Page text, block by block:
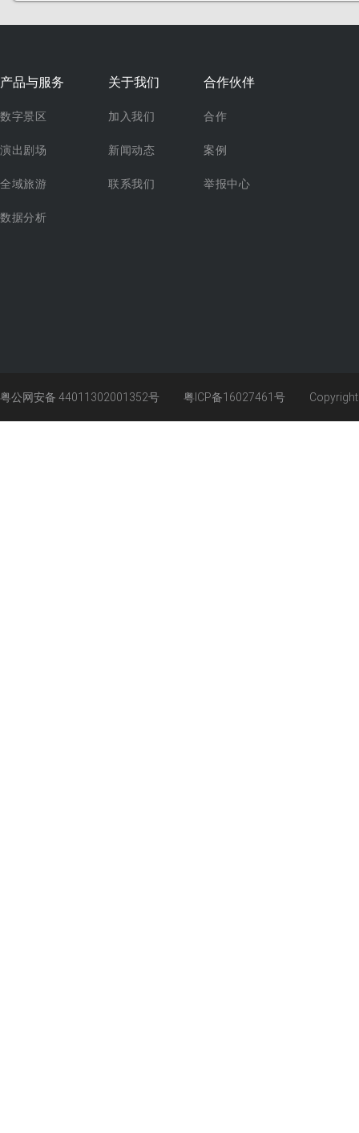
产品与服务
数字景区
演出剧场
全域旅游
数据分析
关于我们
加入我们
新闻动态
联系我们
合作伙伴
合作
案例
举报中心
粤公网安备 44011302001352号 粤ICP备16027461号